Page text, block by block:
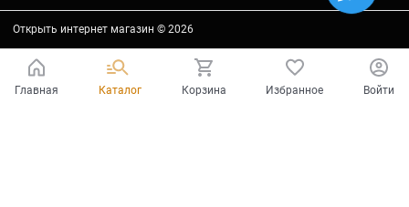
Открыть интернет магазин © 2026
Главная Каталог Корзина Избранное Войти